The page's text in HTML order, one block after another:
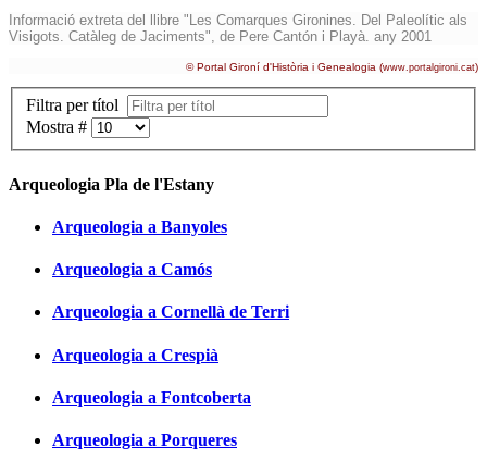
Informació extreta del llibre "Les Comarques Gironines. Del Paleolític als
Visigots. Catàleg de Jaciments", de Pere Cantón i Playà. any 2001
© Portal Gironí d'Història i Genealogia (www.portalgironi.cat)
Filtra per títol
Mostra #
Arqueologia Pla de l'Estany
Arqueologia a Banyoles
Arqueologia a Camós
Arqueologia a Cornellà de Terri
Arqueologia a Crespià
Arqueologia a Fontcoberta
Arqueologia a Porqueres